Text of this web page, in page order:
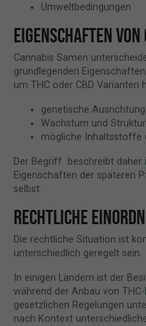
Umweltbedingungen
EIGENSCHAFTEN
Cannabis Samen
grundlegenden
um THC oder CBD Varianten
genetische
Wachstum und Struktur
mögliche Inhaltsstoffe
Der Begriff beschreibt daher
Eigenschaften der späteren
selbst.
RECHTLICHE
Die rechtliche Situation ist
unterschiedlich geregelt sein.
In einigen Ländern ist der
während der Anbau von
gesetzlichen Regelungen
nach Kontext